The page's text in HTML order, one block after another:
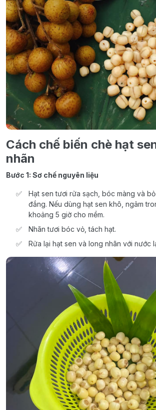
Cách chế biến chè hạt
nhãn
Bước 1: Sơ chế nguyên liệu
Hạt sen tươi rửa sạch, bóc màng và
đắng. Nếu dùng hạt sen khô, ngâm
khoảng 5 giờ cho mềm.
Nhãn tươi bóc vỏ, tách hạt.
Rửa lại hạt sen và long nhãn với nước